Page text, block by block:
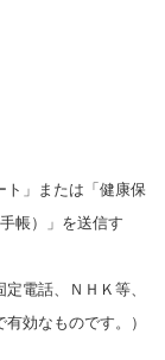
」または「健康保
帳）」を送信す
電話、ＮＨＫ等、
効なものです。）